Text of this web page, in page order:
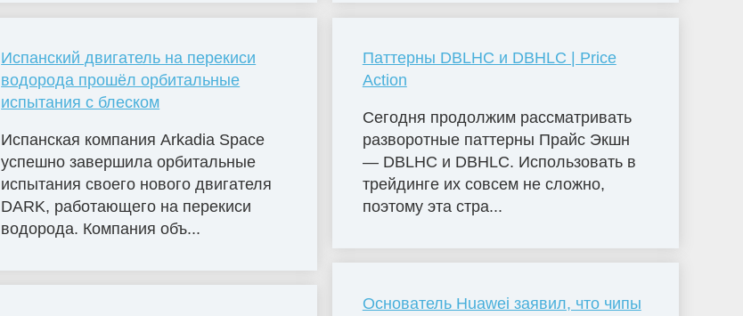
Испанский двигатель на перекиси
водорода прошёл орбитальные
испытания с блеском
Испанская компания Arkadia Space
успешно завершила орбитальные
испытания своего нового двигателя
DARK, работающего на перекиси
водорода. Компания объ...
Паттерны DBLHC и DBHLC | Price
Action
Сегодня продолжим рассматривать
разворотные паттерны Прайс Экшн
— DBLHC и DBHLC. Использовать в
трейдинге их совсем не сложно,
поэтому эта стра...
Основатель Huawei заявил, что чипы